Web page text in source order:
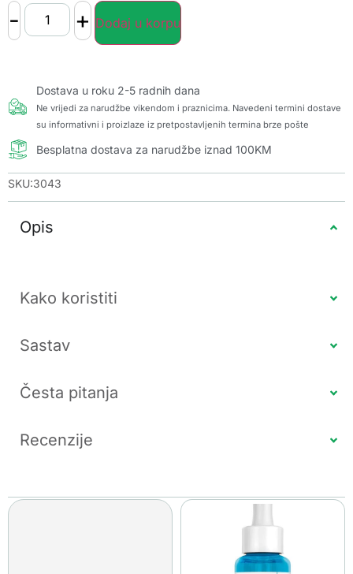
- + Dodaj u korpu
Dostava u roku 2-5 radnih dana
Ne vrijedi za narudžbe vikendom i praznicima. Navedeni termini dostave
su informativni i proizlaze iz pretpostavljenih termina brze pošte
Besplatna dostava za narudžbe iznad 100KM
SKU:3043
Opis
Kako koristiti
Sastav
Česta pitanja
Recenzije